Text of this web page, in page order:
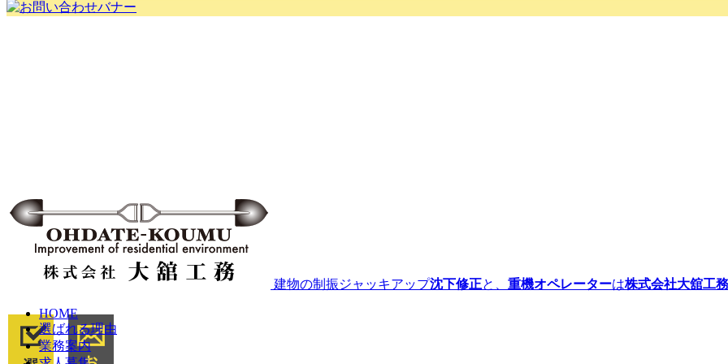
建物の制振ジャッキアップ沈下修正と、 重機オペレーターは株式会社大舘工務
HOME
選ばれる理由
業務案内